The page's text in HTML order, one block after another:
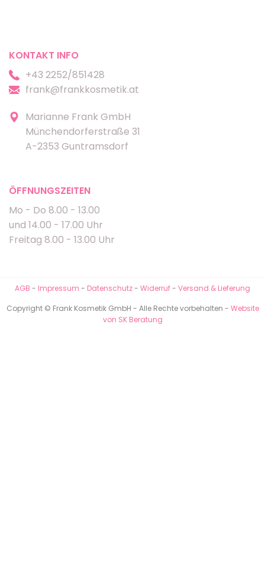
KONTAKT INFO
+43 2252/851428
frank@frankkosmetik.at
Marianne Frank GmbH
Münchendorferstraße 31
A-2353 Guntramsdorf
ÖFFNUNGSZEITEN
Mo - Do 8.00 - 13.00
und 14.00 - 17.00 Uhr
Freitag 8.00 - 13.00 Uhr
AGB - Impressum - Datenschutz- Widerruf- Versand & Lieferung
Copyright © Frank Kosmetik GmbH - Alle Rechte vorbehalten - Website
von SK Beratung